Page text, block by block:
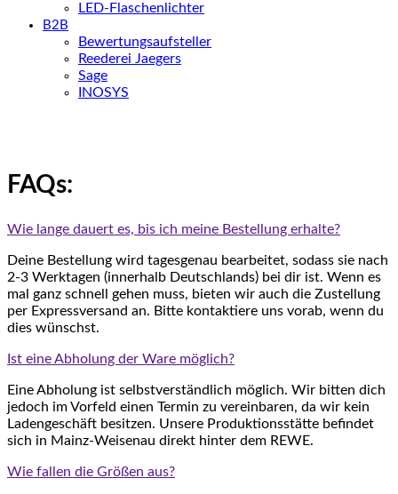
LED-Flaschenlichter
B2B
Bewertungsaufsteller
Reederei Jaegers
Sage
INOSYS
FAQs:
Wie lange dauert es, bis ich meine Bestellung erhalte?
Deine Bestellung wird tagesgenau bearbeitet, sodass sie nach
2-3 Werktagen (innerhalb Deutschlands) bei dir ist. Wenn es
mal ganz schnell gehen muss, bieten wir auch die Zustellung
per Expressversand an. Bitte kontaktiere uns vorab, wenn du
dies wünschst.
Ist eine Abholung der Ware möglich?
Eine Abholung ist selbstverständlich möglich. Wir bitten dich
jedoch im Vorfeld einen Termin zu vereinbaren, da wir kein
Ladengeschäft besitzen. Unsere Produktionsstätte befindet
sich in Mainz-Weisenau direkt hinter dem REWE.
Wie fallen die Größen aus?